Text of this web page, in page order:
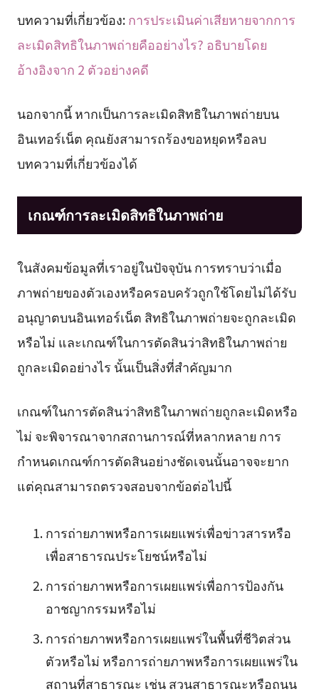
บทความที่เกี่ยวข้อง:การประเมินค่าเสียหายจากการ
ละเมิดสิทธิในภาพถ่ายคืออย่างไร? อธิบายโดย
อ้างอิงจาก 2 ตัวอย่างคดี
นอกจากนี้ หากเป็นการละเมิดสิทธิในภาพถ่ายบน
อินเทอร์เน็ต คุณยังสามารถร้องขอหยุดหรือลบ
บทความที่เกี่ยวข้องได้
เกณฑ์การละเมิดสิทธิในภาพถ่าย
ในสังคมข้อมูลที่เราอยู่ในปัจจุบัน การทราบว่าเมื่อ
ภาพถ่ายของตัวเองหรือครอบครัวถูกใช้โดยไม่ได้รับ
อนุญาตบนอินเทอร์เน็ต สิทธิในภาพถ่ายจะถูกละเมิด
หรือไม่ และเกณฑ์ในการตัดสินว่าสิทธิในภาพถ่าย
ถูกละเมิดอย่างไร นั้นเป็นสิ่งที่สำคัญมาก
เกณฑ์ในการตัดสินว่าสิทธิในภาพถ่ายถูกละเมิดหรือ
ไม่ จะพิจารณาจากสถานการณ์ที่หลากหลาย การ
กำหนดเกณฑ์การตัดสินอย่างชัดเจนนั้นอาจจะยาก
แต่คุณสามารถตรวจสอบจากข้อต่อไปนี้
การถ่ายภาพหรือการเผยแพร่เพื่อข่าวสารหรือ
เพื่อสาธารณประโยชน์หรือไม่
การถ่ายภาพหรือการเผยแพร่เพื่อการป้องกัน
อาชญากรรมหรือไม่
การถ่ายภาพหรือการเผยแพร่ในพื้นที่ชีวิตส่วน
ตัวหรือไม่ หรือการถ่ายภาพหรือการเผยแพร่ใน
สถานที่สาธารณะ เช่น สวนสาธารณะหรือถนน